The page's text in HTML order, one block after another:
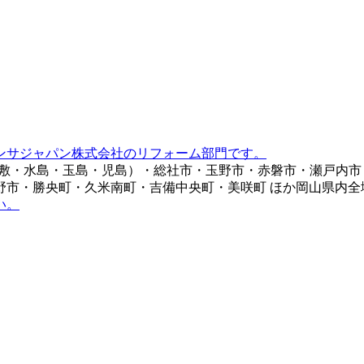
ジャパン株式会社のリフォーム部門です。
水島・玉島・児島）・総社市・玉野市・赤磐市・瀬戸内
・勝央町・久米南町・吉備中央町・美咲町 ほか岡山県内